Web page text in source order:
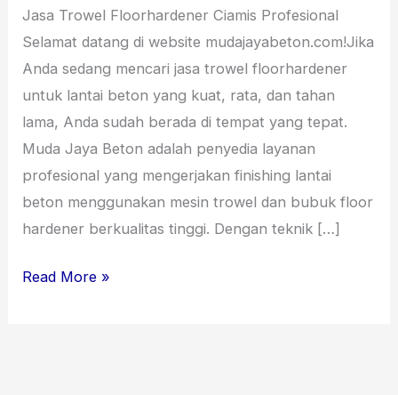
Jasa Trowel Floorhardener Ciamis Profesional
Selamat datang di website mudajayabeton.com!Jika
Anda sedang mencari jasa trowel floorhardener
untuk lantai beton yang kuat, rata, dan tahan
lama, Anda sudah berada di tempat yang tepat.
Muda Jaya Beton adalah penyedia layanan
profesional yang mengerjakan finishing lantai
beton menggunakan mesin trowel dan bubuk floor
hardener berkualitas tinggi. Dengan teknik […]
2026
Read More »